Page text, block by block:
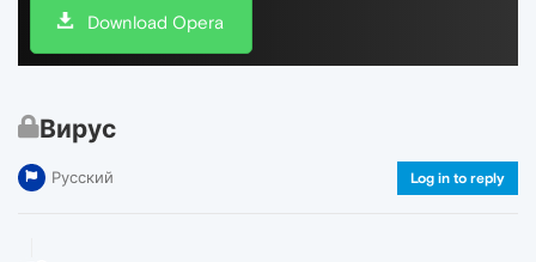
Download Opera
Вирус
Русский Log in to reply